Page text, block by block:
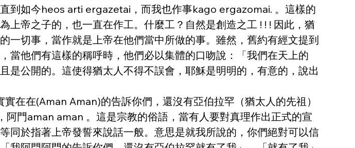
到如今heos arti ergazetai，而我也作事kago ergazomai. 。這樣的
帝之子的，也一直在作工。什麼工？自然是創造之工 ! ! ! 因此，猶
一切事，當作就是上帝在他們當中所做的事。雖然，舊約有經文提到
當他們有這樣的稱呼時，他們必以集體的口吻說：「我們在天上的
公開的。這使得猶太人不得不誤會，耶穌是明明的，有意的，說出
在在(Aman Aman)的告訴你們，還沒有亞伯拉罕（猶太人的先祖）
門aman aman 。這是宗教的俗語，當有人要對真理作出正式的宣
同於指著上帝發誓來說話一般。意思是就我所說的，你們絕對可以信